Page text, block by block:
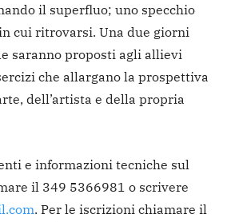
il superfluo; uno specchio
cui ritrovarsi. Una due giorni
saranno proposti agli allievi
che allargano la prospettiva
dell’artista e della propria
e informazioni tecniche sul
il 349 5366981 o scrivere
. Per le iscrizioni chiamare il